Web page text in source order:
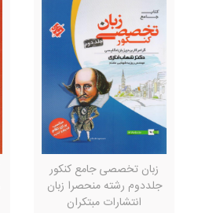
زبان تخصصی جامع کنکور
جلددوم رشته منحصرا زبان
انتشارات مبتکران